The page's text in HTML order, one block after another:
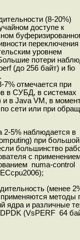
(8-20%)
доступе к
переключения
уровнем
потери
(до 256 байт) и fio
отмечается при
в СУБД, в системах
и в Java VM, в
сети или при
2-5% наблюдается в
при большой
большинство
с
numa-control
(менее
методы
ядра и различные
(VsPERF 64